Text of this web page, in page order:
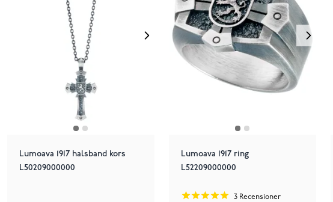
Lumoava 1917 halsband kors
L50209000000
Lumoava 1917 ring
L52209000000
3Recensioner